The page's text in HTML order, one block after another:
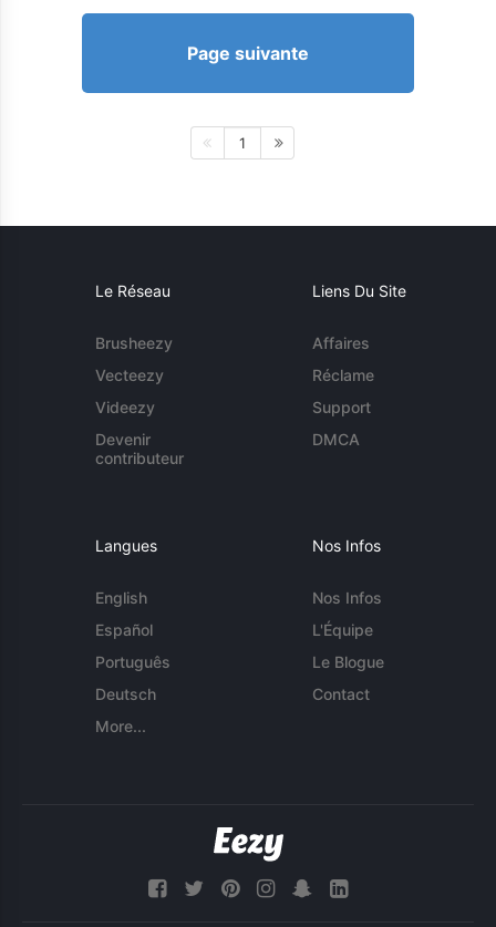
Page suivante
1
Le Réseau
Brusheezy
Vecteezy
Videezy
Devenir
contributeur
Liens Du Site
Affaires
Réclame
Support
DMCA
Langues
English
Español
Português
Deutsch
More...
Nos Infos
Nos Infos
L'Équipe
Le Blogue
Contact